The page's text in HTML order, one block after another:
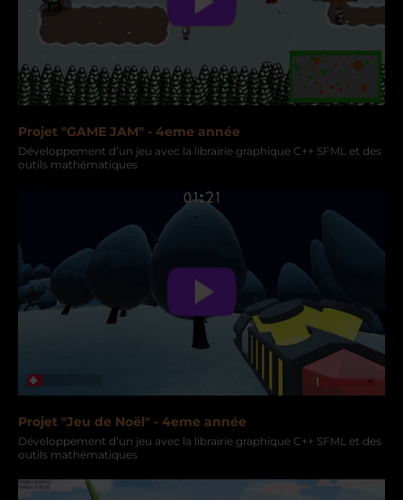
Projet "GAME JAM" - 4eme année
Développement d’un jeu avec la librairie graphique C++ SFML et des
outils mathématiques
Projet "Jeu de Noël" - 4eme année
Développement d’un jeu avec la librairie graphique C++ SFML et des
outils mathématiques